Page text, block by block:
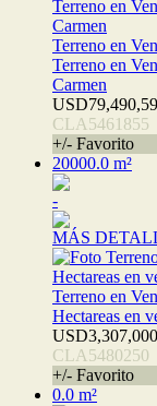
Terreno en
Terreno en
Carmen
CLA5461855
+/- Favorito
20000.0 m²
-
MÁS
Terreno en
Hectareas en
USD3,307,000
CLA5480250
+/- Favorito
0.0 m²